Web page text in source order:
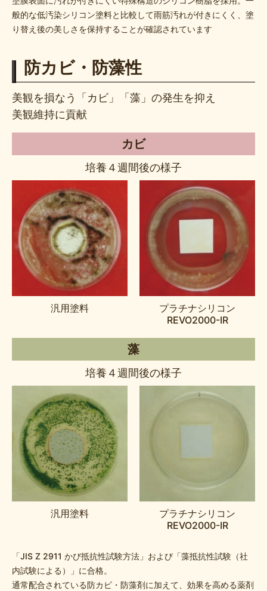
般的な低汚染シリコン塗料と比較して雨筋汚れが付きにくく、塗
り替え後の美しさを保持することが確認されています
防カビ・防藻性
美観を損なう「カビ」「藻」の発生を抑え
美観維持に貢献
カビ
培養４週間後の様子
汎用塗料
プラチナシリコン
REVO2000-IR
藻
培養４週間後の様子
汎用塗料
プラチナシリコン
REVO2000-IR
「JIS Z 2911 かび抵抗性試験⽅法」および「藻抵抗性試験（社
内試験による）」に合格。
通常配合されている防カビ・防藻剤に加えて、効果を高める薬剤